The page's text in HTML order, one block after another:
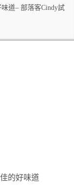
道– 部落客Cindy試
的好味道